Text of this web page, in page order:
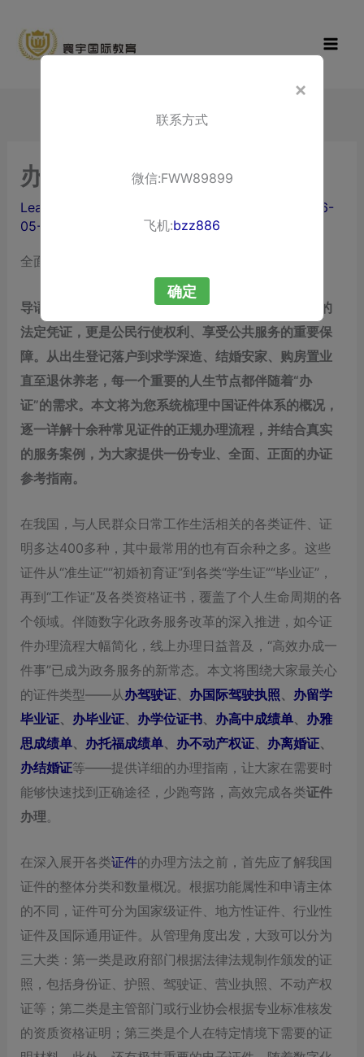
content
育
办证
Leave a Comment
2026-
05-05
全面了解中国“办证”体系：
导语：证件是现代社会运行的基石，它既是个人身份的
法定凭证，更是公民行使权利、享受公共服务的重要保
障。从出生登记落户到求学深造、结婚安家、购房置业
直至退休养老，每一个重要的人生节点都伴随着“办
证”的需求。本文将为您系统梳理中国证件体系的概况，
逐一详解十余种常见证件的正规办理流程，并结合真实
的服务案例，为大家提供一份专业、全面、正面的办证
参考指南。
在我国，与人民群众日常工作生活相关的各类证件、证
明多达400多种，其中最常用的也有百余种之多。这些
证件从“准生证”“初婚初育证”到各类“学生证”“毕业证”，
再到“工作证”及各类资格证书，覆盖了个人生命周期的各
个领域。伴随数字化政务服务改革的深入推进，如今证
件办理流程大幅简化，线上办理日益普及，“高效办成一
件事”已成为政务服务的新常态。本文将围绕大家最关心
的证件类型——从办驾驶证、 办国际驾驶执照、 办留学
毕业证、 办毕业证、 办学位证书、 办高中成绩单、 办雅
思成绩单、 办托福成绩单、 办不动产权证、 办离婚证、
办结婚证等——提供详细的办理指南，让大家在需要时
能够快速找到正确途径，少跑弯路，高效完成各类证件
办理。
在深入展开各类证件的办理方法之前，首先应了解我国
证件的整体分类和数量概况。根据功能属性和申请主体
的不同，证件可分为国家级证件、地方性证件、行业性
证件及国际通用证件。从管理角度出发，大致可以分为
三大类：第一类是政府部门根据法律法规制作颁发的证
照，包括身份证、护照、驾驶证、营业执照、不动产权
证等；第二类是主管部门或行业协会根据专业标准核发
的资质资格证明；第三类是个人在特定情境下需要的证
×
联系方式
微信:FWW89899
飞机:bzz886
确定